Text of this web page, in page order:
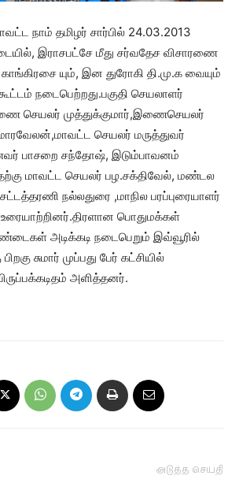
நாம் தமிழர் சார்பில் 24.03.2013
இராசபட்சே மீது சர்வதேச விசாரணை
யும், இன துரோகி தி.மு.க வையும்
நடைபெற்றது.பகுதி செயலாளர்
செயலர் முத்துக்குமார்,இணைசெயலர்
செயலர் மருத்துவர்
பாசறை சந்தோஷ், இடும்பாவனம்
மாவட்ட செயலர் பழ.சக்திவேல், மண்டல
நல்லதுரை ,மாநில பரப்புரையாளர்
உரையாற்றினர்.திரளான பொதுமக்கள்
அடிக்கடி நடைபெறும் இவ்வூரில்
சுமார் முப்பது பேர் கட்சியில்
அளித்தனர்.
அடுத்த செய்தி